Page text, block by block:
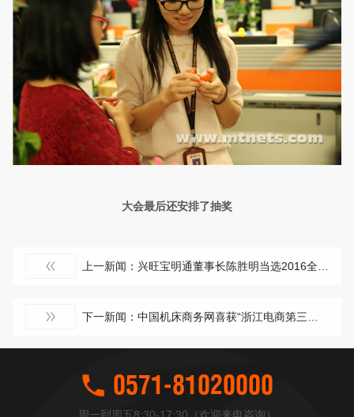
大会最后还安排了抽奖
上一新闻：兴旺宝明通董事长陈胜明当选2016全国电子信息行业优秀企业家
下一新闻：中国机床商务网喜获“浙江电商第三方平台10强”
0571-81020000
周一到周五8:30-17:30（欢迎来电咨询）